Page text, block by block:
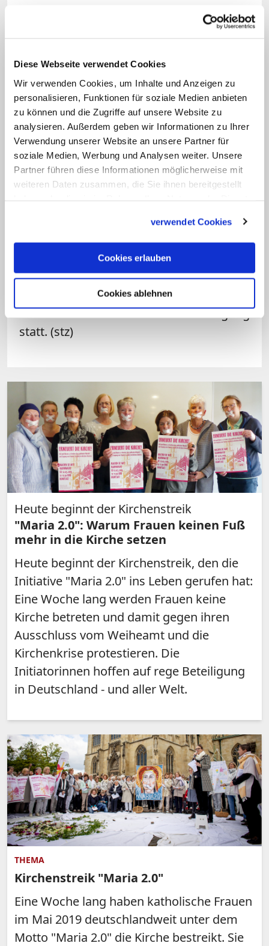
Diese Webseite verwendet Cookies
Wir verwenden Cookies, um Inhalte und Anzeigen zu
personalisieren, Funktionen für soziale Medien anbieten
zu können und die Zugriffe auf unsere Website zu
analysieren. Außerdem geben wir Informationen zu Ihrer
Verwendung unserer Website an unsere Partner für
soziale Medien, Werbung und Analysen weiter. Unsere
Partner führen diese Informationen möglicherweise mit
weiteren Daten zusammen, die Sie ihnen bereitgestellt
verwendet Cookies
Cookies erlauben
Cookies ablehnen
Apostolischen Schreiben "Ordinatio
Paul II. (1978-2005) im Jahr 1994 die
Priesterweihe von Frauen "endgültig"
ausgeschlossen hatte.
Unter dem Motto "Maria 2.0" rufen
katholische Frauen seit dem
Wochenende zu einem bundesweiten
Kirchenstreik auf. Bis kommenden
in Münster initiierte Bewegung gegen
eine männerdominierte Kirche und für
den Zugang von Frauen zu den
Weiheämtern in der katholischen Kirche.
Am vergangenen Wochenende fanden in
hunderten Orten Aktionen der Bewegung
statt. (stz)
Heute beginnt der Kirchenstreik
"Maria 2.0": Warum Frauen keinen Fuß
mehr in die Kirche setzen
Heute beginnt der Kirchenstreik, den die
Initiative "Maria 2.0" ins Leben gerufen hat:
Eine Woche lang werden Frauen keine
Kirche betreten und damit gegen ihren
Ausschluss vom Weiheamt und die
Kirchenkrise protestieren. Die
Initiatorinnen hoffen auf rege Beteiligung
in Deutschland - und aller Welt.
THEMA
Kirchenstreik "Maria 2.0"
Eine Woche lang haben katholische Frauen
im Mai 2019 deutschlandweit unter dem
Motto "Maria 2.0" die Kirche bestreikt. Sie